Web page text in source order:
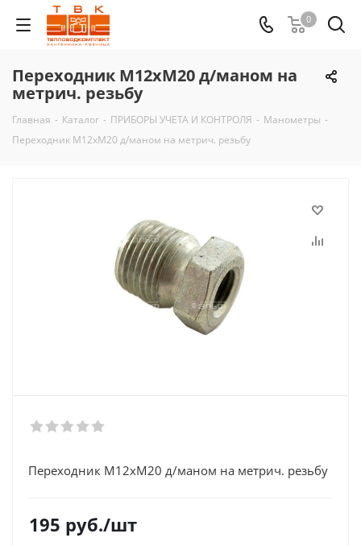
0
Переходник М12хМ20 д/маном на
метрич. резьбу
Главная - Каталог - ПРИБОРЫ УЧЕТА И КОНТРОЛЯ - Манометры -
Переходник М12хМ20 д/маном на метрич. резьбу
Переходник М12хМ20 д/маном на метрич. резьбу
195 руб./шт